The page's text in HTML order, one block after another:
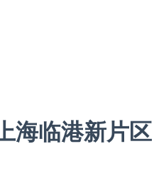
海临港新片区